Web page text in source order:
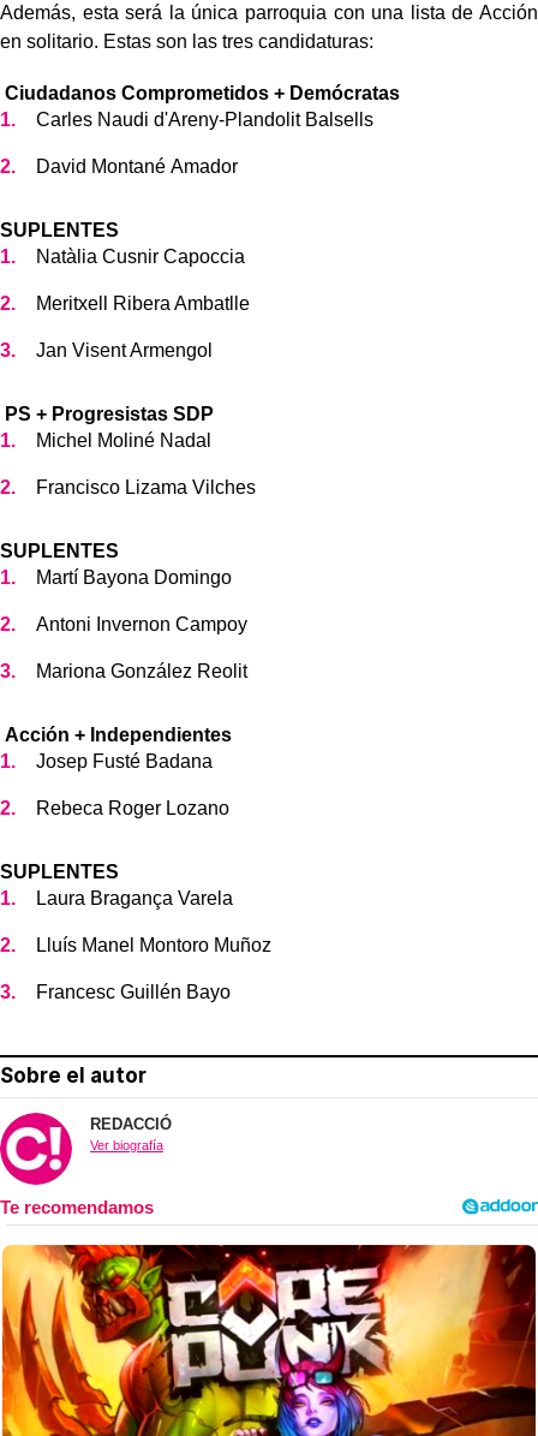
Además, esta será la única parroquia con una lista de Acción
en solitario. Estas son las tres candidaturas:
Ciudadanos Comprometidos + Demócratas
Carles Naudi d'Areny-Plandolit Balsells
David Montané Amador
SUPLENTES
Natàlia Cusnir Capoccia
Meritxell Ribera Ambatlle
Jan Visent Armengol
PS + Progresistas SDP
Michel Moliné Nadal
Francisco Lizama Vilches
SUPLENTES
Martí Bayona Domingo
Antoni Invernon Campoy
Mariona González Reolit
Acción + Independientes
Josep Fusté Badana
Rebeca Roger Lozano
SUPLENTES
Laura Bragança Varela
Lluís Manel Montoro Muñoz
Francesc Guillén Bayo
Sobre el autor
REDACCIÓ
Ver biografía